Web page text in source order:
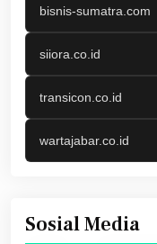
bisnis-sumatra.com
siiora.co.id
transicon.co.id
wartajabar.co.id
Sosial Media